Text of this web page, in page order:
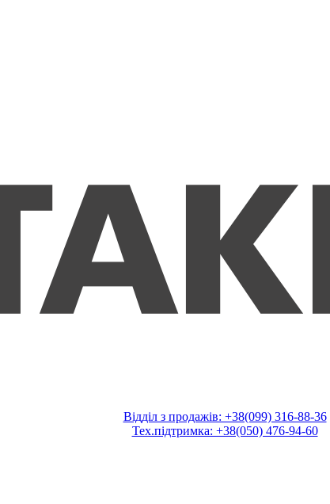
Відділ з продажів: +38(099) 316-88-36
Тех.підтримка: +38(050) 476-94-60